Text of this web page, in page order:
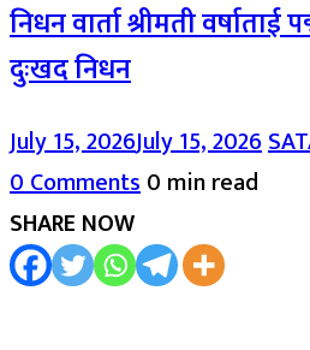
निधन वार्ता श्रीमती
दुःखद निधन
July 15, 2026July 15, 2026
0 Comments0 min read
SHARE NOW